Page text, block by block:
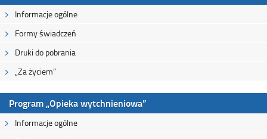
Informacje ogólne
Formy świadczeń
Druki do pobrania
„Za życiem”
Program „Opieka wytchnieniowa”
Informacje ogólne